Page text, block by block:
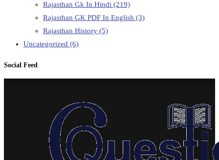
Rajasthan Gk In Hindi (219)
Rajasthan GK PDF In English (3)
Rajasthan History (5)
Uncategorized (6)
Social Feed